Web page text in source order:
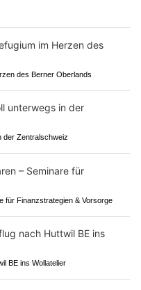
des Berner Oberlands
der Zentralschweiz
für Finanzstrategien & Vorsorge
BE ins Wollatelier